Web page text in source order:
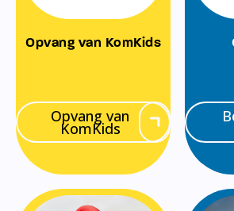
Opvang van KomKids
Opvang van
KomKids